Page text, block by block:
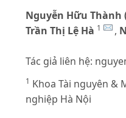
Nguyễn Hữu Thành
Trần Thị Lệ Hà 1 ,
Tác giả liên hệ:
1 Khoa Tài nguyên
nghiệp Hà Nội